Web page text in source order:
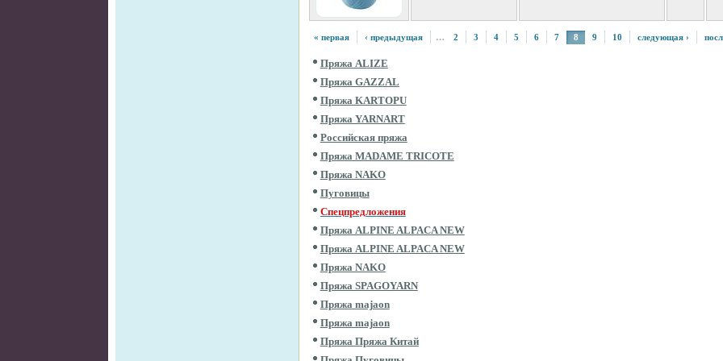
« первая ‹ предыдущая … 2 3 4 5 6 7 8 9 10 следующая ›
Пряжа ALIZE
Пряжа GAZZAL
Пряжа KARTOPU
Пряжа YARNART
Российская пряжа
Пряжа MADAME TRICOTE
Пряжа NAKO
Пуговицы
Спецпредложения
Пряжа ALPINE ALPACA NEW
Пряжа ALPINE ALPACA NEW
Пряжа NAKO
Пряжа SPAGOYARN
Пряжа majaon
Пряжа majaon
Пряжа Пряжа Китай